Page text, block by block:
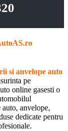
si anvelope auto
pe
online gasesti o
anvelope,
dedicate pentru